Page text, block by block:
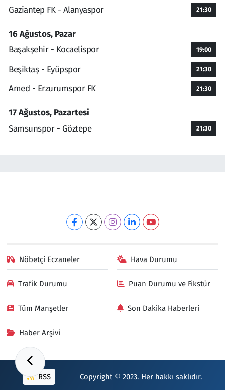
Gaziantep FK - Alanyaspor 21:30
16 Ağustos, Pazar
Başakşehir - Kocaelispor
19:00
Beşiktaş - Eyüpspor 21:30
Amed - Erzurumspor FK 21:30
17 Ağustos, Pazartesi
Samsunspor - Göztepe
21:30
Nöbetçi Eczaneler Hava Durumu
Trafik Durumu Puan Durumu ve Fikstür
Tüm Manşetler Son Dakika Haberleri
Haber Arşivi
RSS Copyright © 2023. Her hakkı saklıdır.